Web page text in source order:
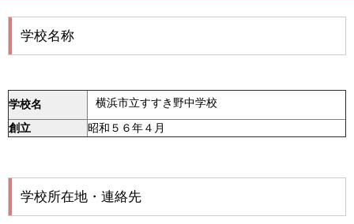
学校名称
学校名
横浜市立すすき野中学校
創立
昭和５６年４月
学校所在地・連絡先